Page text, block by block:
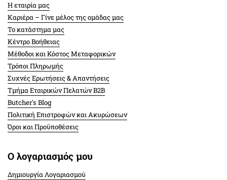
Η εταιρία μας
Καριέρα – Γίνε μέλος της ομάδας μας
Το κατάστημα μας
Κέντρο Βοήθειας
Μέθοδοι και Κόστος Μεταφορικών
Τρόποι Πληρωμής
Συχνές Ερωτήσεις & Απαντήσεις
Τμήμα Εταιρικών Πελατών Β2Β
Butcher's Blog
Πολιτική Επιστροφών και Ακυρώσεων
Όροι και Προϋποθέσεις
Ο λογαριασμός μου
Δημιουργία Λογαριασμού